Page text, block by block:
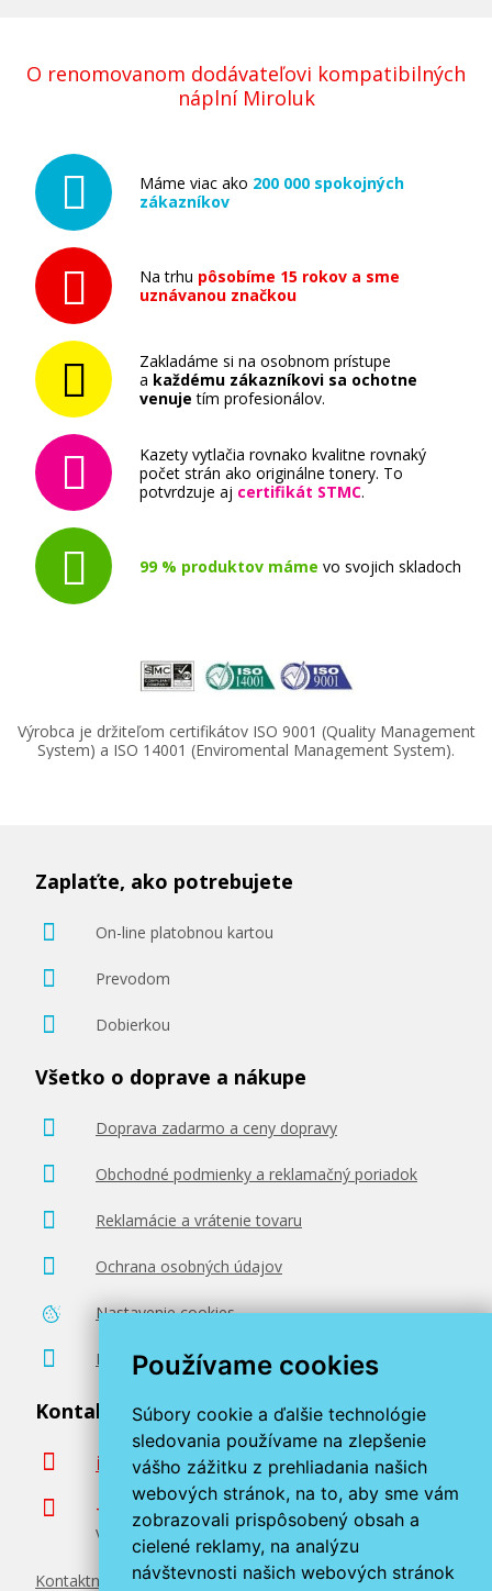
Používame cookies
Súbory cookie a ďalšie technológie
sledovania používame na zlepšenie
vášho zážitku z prehliadania našich
webových stránok, na to, aby sme vám
zobrazovali prispôsobený obsah a
cielené reklamy, na analýzu
návštevnosti našich webových stránok
Fotopapier A4 Canon High Resolution, 50 listov,
106 g/m², biely, inkoustový (HR-101N)
Pridať do košíka
Fotopapier 10 x 15 cm, A4 Canon Variety Pack, 20
listov, lesklý a matný, biely, inkoustový (VP-101)
10,90 €
260 g/m², lesklý, biely, inkoustový (BP71GA4)
Fotopapier A4 Canon Glossy, 20 listov, 210 g/m²,
lesklý, biely, inkoustový
Príslušenstvo
13,90 €
Pridať do košíka
O renomovanom dodávateľovi kompatibilných
náplní Miroluk
Máme viac ako 200 000 spokojných
zákazníkov
Na trhu pôsobíme 15 rokov a sme
uznávanou značkou
Zakladáme si na osobnom prístupe
a každému zákazníkovi sa ochotne
venuje tím profesionálov.
Kazety vytlačia rovnako kvalitne rovnaký
počet strán ako originálne tonery. To
potvrdzuje aj certifikát STMC.
99 % produktov máme vo svojich skladoch
Výrobca je držiteľom certifikátov ISO 9001 (Quality Management
System) a ISO 14001 (Enviromental Management System).
Zaplaťte, ako potrebujete
On-line platobnou kartou
Prevodom
Dobierkou
Všetko o doprave a nákupe
Doprava zadarmo a ceny dopravy
Obchodné podmienky a reklamačný poriadok
Reklamácie a vrátenie tovaru
Ochrana osobných údajov
Nastavenie cookies
Poradenstvo zadarmo
Kontaktujte nás
info@miroluk.sk
+420 377 222 313
Volajte v pracovné dni od 8. do 17. hod.
Kontaktné údaje